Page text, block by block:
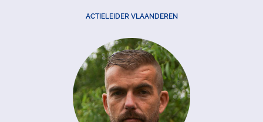
ACTIELEIDER VLAANDEREN